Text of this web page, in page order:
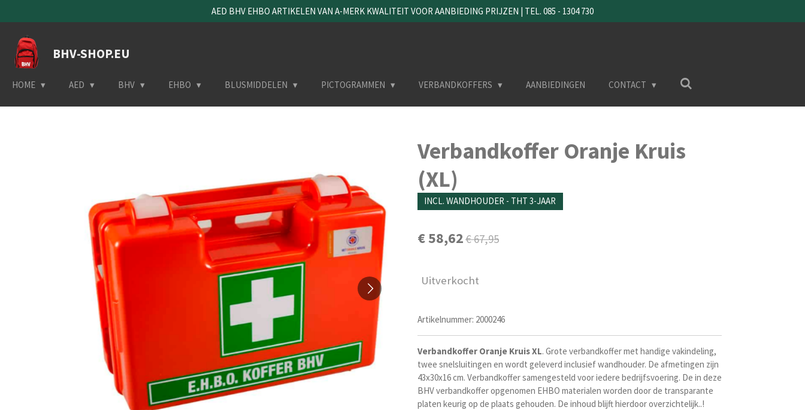
direct
naar
hoofdinhoud
AED BHV EHBO ARTIKELEN VAN A-MERK KWALITEIT VOOR AANBIEDING PRIJZEN | TEL. 085 - 1304 730
BHV-SHOP.EU
HOME AED BHV EHBO BLUSMIDDELEN PICTOGRAMMEN VERBANDKOFFERS AANBIEDINGEN CONTACT
Verbandkoffer Oranje Kruis
(XL)
INCL. WANDHOUDER - THT 3-JAAR
€ 58,62€ 67,95
Uitverkocht
Artikelnummer: 2000246
Verbandkoffer Oranje Kruis XL. Grote verbandkoffer met handige vakindeling,
twee snelsluitingen en wordt geleverd inclusief wandhouder. De afmetingen zijn
43x30x16 cm. Verbandkoffer samengesteld voor iedere bedrijfsvoering. De in deze
BHV verbandkoffer opgenomen EHBO materialen worden door de transparante
platen keurig op de plaats gehouden. De inhoud blijft hierdoor overzichtelijk..!